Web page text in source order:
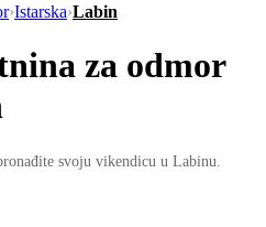
›Istarska›Labin
za odmor
svoju vikendicu u Labinu.